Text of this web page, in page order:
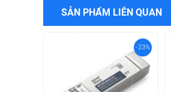
SẢN PHẨM LIÊN QUAN
-23%